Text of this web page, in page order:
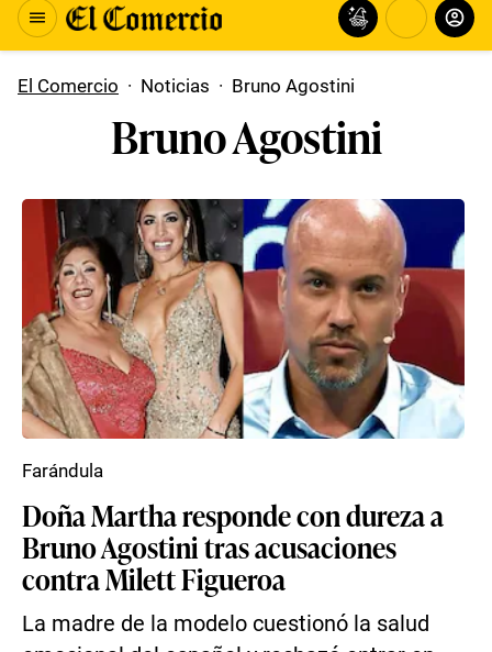
El Comercio · Noticias · Bruno Agostini
Bruno Agostini
Doña Martha responde con dureza a
Bruno Agostini tras acusaciones
contra Milett Figueroa
La madre de la modelo cuestionó la salud
Farándula